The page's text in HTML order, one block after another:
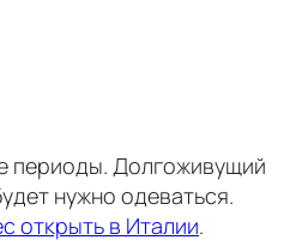
периоды. Долгоживущий
нужно одеваться.
открыть в Италии.